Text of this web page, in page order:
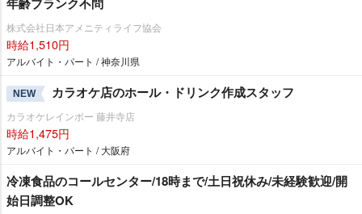
株式会社日本アメニティライフ協会
時給1,510円
アルバイト・パート / 神奈川県
NEW カラオケ店のホール・ドリンク作成スタッフ
カラオケレインボー 藤井寺店
時給1,475円
アルバイト・パート / 大阪府
冷凍食品のコールセンター/18時まで/土日祝休み/未経験歓迎/開
始日調整OK